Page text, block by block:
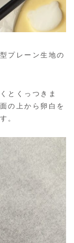
プレーン生地の
とくっつきま
の上から卵白を
。